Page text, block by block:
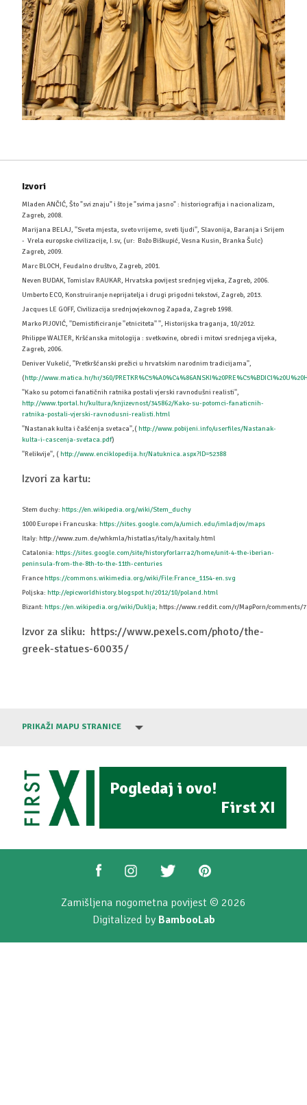
Izvori
Mladen ANČIĆ, Što "svi znaju" i što je "svima jasno" : historiografija i nacionalizam,
Zagreb, 2008.
Marijana BELAJ, ''Sveta mjesta, sveto vrijeme, sveti ljudi'', Slavonija, Baranja i Srijem
- Vrela europske civilizacije, I.sv, (ur: Božo Biškupić, Vesna Kusin, Branka Šulc)
Zagreb, 2009.
Marc BLOCH, Feudalno društvo, Zagreb, 2001.
Neven BUDAK, Tomislav RAUKAR, Hrvatska povijest srednjeg vijeka, Zagreb, 2006.
Umberto ECO, Konstruiranje neprijatelja i drugi prigodni tekstovi, Zagreb, 2013.
Jacques LE GOFF, Civilizacija srednjovjekovnog Zapada, Zagreb 1998.
Marko PIJOVIĆ, ''Demistificiranje ''etniciteta'' '', Historijska traganja, 10/2012.
Philippe WALTER, Kršćanska mitologija : svetkovine, obredi i mitovi srednjega vijeka,
Zagreb, 2006.
Deniver Vukelić, ''Pretkršćanski prežici u hrvatskim narodnim tradicijama'',
(http://www.matica.hr/hr/360/
''Kako su potomci fanatičnih ratnika postali vjerski ravnodušni realisti'',
http://www.tportal.hr/kultura/knjizevnost/345862/Kako-su-potomci-fanaticnih-
ratnika-postali-vjerski-ravnodusni-realisti.html
''Nastanak kulta i čašćenja svetaca'',( http://www.pobijeni.info/userfiles/Nastanak-
kulta-i-cascenja-svetaca.pdf)
''Relikvije'', ( http://www.enciklopedija.hr/Natuknica.aspx?ID=52388
Izvori za kartu:
Stem duchy: https://en.wikipedia.org/wiki/Stem_duchy
1000 Europe i Francuska: https://sites.google.com/a/umich.edu/imladjov/maps
Italy: http://www.zum.de/whkmla/histatlas/italy/haxitaly.html
Catalonia: https://sites.google.com/site/historyforlarra2/home/unit-4-the-iberian-
peninsula-from-the-8th-to-the-11th-centuries
Francehttps://commons.wikimedia.org/wiki/File:France_1154-en.svg
Poljska: http://epicworldhistory.blogspot.hr/2012/10/poland.html
Bizant: https://en.wikipedia.org/wiki/Duklja; https://www.reddit.com/r/MapPorn/comments/
Izvor za sliku: https://www.pexels.com/photo/the-
greek-statues-60035/
PRIKAŽI MAPU STRANICE
Pogledaj i ovo!
First XI
Zamišljena nogometna povijest © 2026
Digitalized by BambooLab